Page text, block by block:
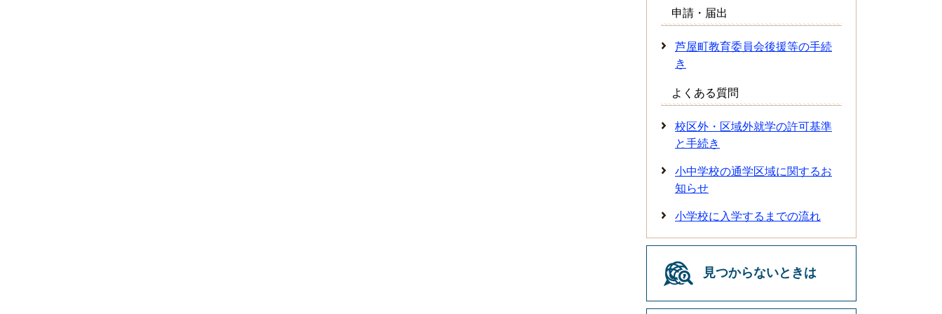
申請・届出
芦屋町教育委員会後援等の手続
き
よくある質問
校区外・区域外就学の許可基準
と手続き
小中学校の通学区域に関するお
知らせ
小学校に入学するまでの流れ
見つからないときは